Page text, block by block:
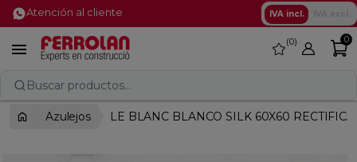
Atención al cliente IVA incl.
 favorite
0 0
Buscar productos...
Azulejos LE BLANC BLANCO SILK 60X60